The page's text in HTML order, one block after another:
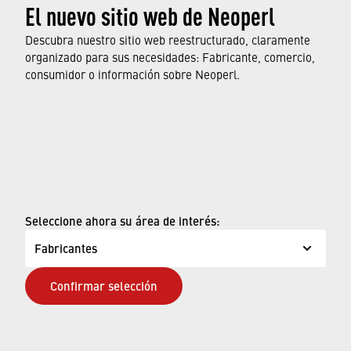
El nuevo sitio web de Neoperl
Descubra nuestro sitio web reestructurado, claramente
organizado para sus necesidades: Fabricante, comercio,
consumidor o información sobre Neoperl.
Seleccione ahora su área de interés:
Fabricantes
Confirmar selección
funciones, y qué normas y aprobaciones
cumplen.
OBTENGA MÁS INFORMACIÓN
Términos de uso
ADA Declaración de Accesibilidad